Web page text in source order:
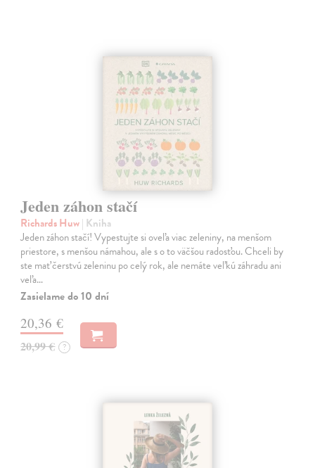
Jeden záhon stačí
Richards Huw| Kniha
Jeden záhon stačí! Vypestujte si oveľa viac zeleniny, na menšom
priestore, s menšou námahou, ale s o to väčšou radosťou. Chceli by
ste mať čerstvú zeleninu po celý rok, ale nemáte veľkú záhradu ani
veľa…
Zasielame do 10 dní
20,36 €
20,99 € ?